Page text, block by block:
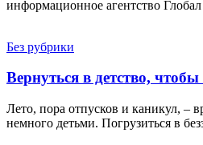
информационное агентство
Без рубрики
Вернуться в детство,
Лето, пора отпусков и каникул, –
немного детьми. Погрузиться в